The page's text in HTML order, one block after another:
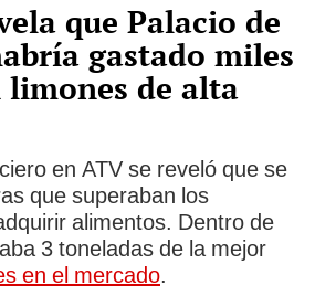
que Palacio de
gastado miles
limones de alta
en ATV se reveló que se
que superaban los
alimentos. Dentro de
3 toneladas de la mejor
en el mercado.